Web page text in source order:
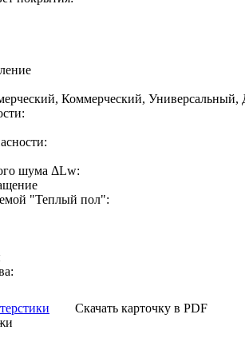
Коммерческий, Универсальный,
шума ΔLw:
"Теплый пол":
Скачать карточку в PDF